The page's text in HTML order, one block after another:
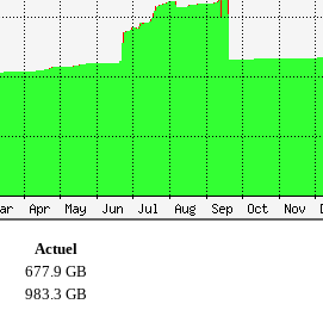
Actuel
677.9 GB
983.3 GB